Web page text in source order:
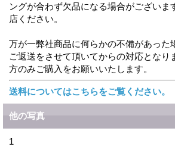
ングが合わず欠品になる場合がございま
店ください。
万が一弊社商品に何らかの不備があった
ご返送をさせて頂いてからの対応となり
方のみご購入をお願いいたします。
送料についてはこちらをご覧ください。
他の写真
1